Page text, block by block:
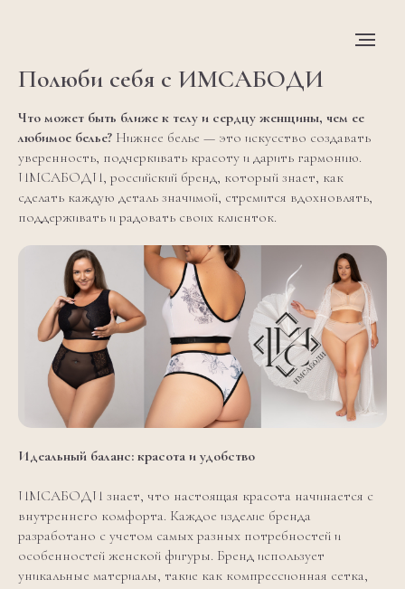
Полюби себя с ИМСАБОДИ
Что может быть ближе к телу и сердцу женщины, чем ее
любимое белье? Нижнее белье — это искусство создавать
уверенность, подчеркивать красоту и дарить гармонию.
ИМСАБОДИ, российский бренд, который знает, как
сделать каждую деталь значимой, стремится вдохновлять,
поддерживать и радовать своих клиенток.
Идеальный баланс: красота и удобство
ИМСАБОДИ знает, что настоящая красота начинается с
внутреннего комфорта. Каждое изделие бренда
разработано с учетом самых разных потребностей и
особенностей женской фигуры. Бренд использует
уникальные материалы, такие как компрессионная сетка,